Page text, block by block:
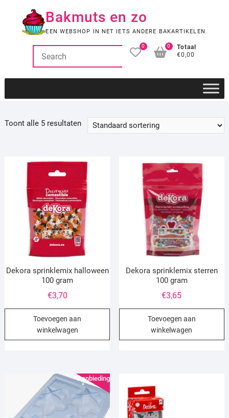
Bakmuts en zo
EEN WEBSHOP IN NET IETS ANDERE BAKARTIKELEN.
0
Totaal
€0,00
0
Toont alle 5 resultaten
Dekora sprinklemix halloween
100 gram
€3,70
Toevoegen aan
winkelwagen
Dekora sprinklemix sterren
100 gram
€3,65
Toevoegen aan
winkelwagen
Aanbieding!